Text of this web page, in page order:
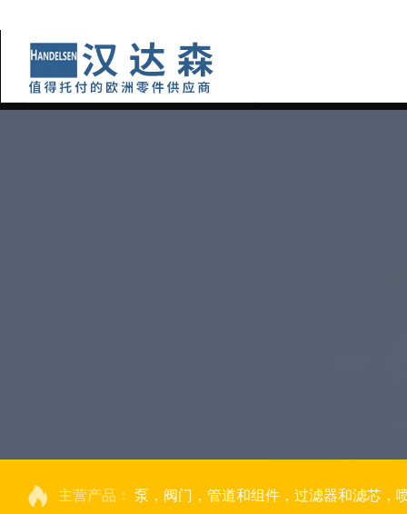
主营产品： 泵，阀门，管道和组件，过滤器和滤芯，